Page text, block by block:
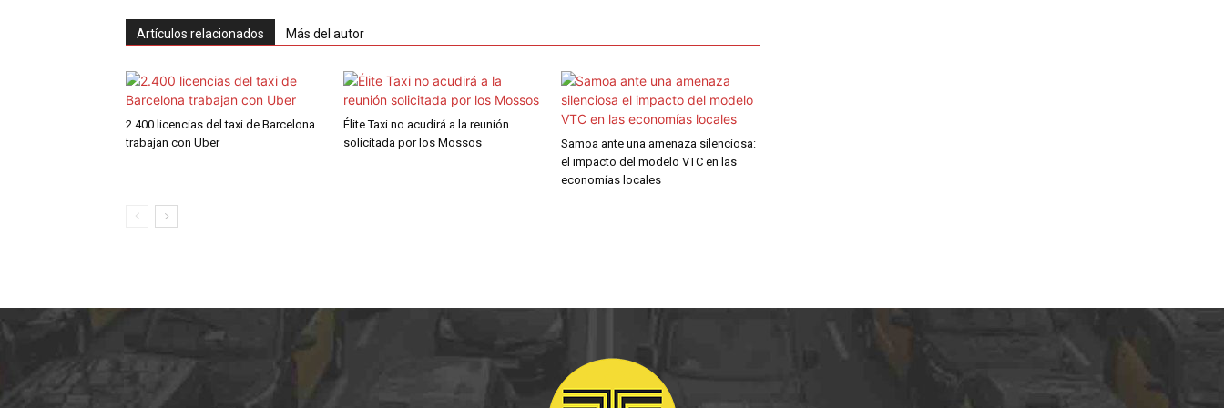
Artículos relacionados Más del autor
2.400 licencias del taxi de Barcelona
trabajan con Uber
Élite Taxi no acudirá a la reunión
solicitada por los Mossos
Samoa ante una amenaza silenciosa:
el impacto del modelo VTC en las
economías locales